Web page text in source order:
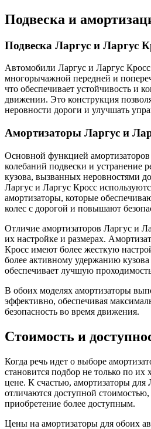
Подвеска и
Подвеска Ларгус и Ларгус
Автомобили Ларгус и Ларгус
многорычажной передней и
что обеспечивает устойчивость и
движении. Это конструкция
неровности дороги и улучшать
Амортизаторы Ларгус и
Основной функцией амортизаторов
колебаний подвески и устранение
кузова, вызванных неровностями
Ларгус и Ларгус Кросс
амортизаторы, которые
колес с дорогой и повышают
Отличие амортизаторов Ларгус и
их настройке и размерах.
Кросс имеют более жесткую
более активному удержанию
обеспечивает лучшую
В обоих моделях амортизаторы
эффективно, обеспечивая
безопасность во время движения.
Стоимость и
Когда речь идет о выборе
становится подбор не только по их
цене. К счастью, амортизаторы для
отличаются доступной стоимостью,
приобретение более доступным.
Цены на амортизаторы для обоих